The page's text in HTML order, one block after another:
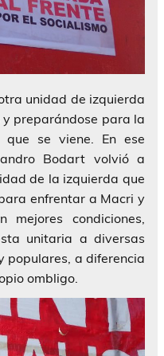
unidad de izquierda
preparándose para la
se viene. En ese
Bodart volvió a
de la izquierda que
enfrentar a Macri y
condiciones,
unitaria a diversas
populares, a diferencia
ombligo.